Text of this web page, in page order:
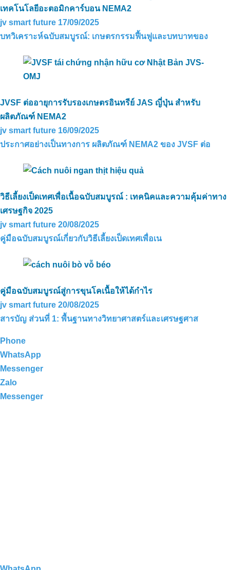
การประยุกต์ใช้คาร์บอนอินทรีย์ในการ
บำบัดกลิ่นของฟาร์มเป็ดในThanh Hoa,
เทคโนโลยีคาร์บอนอินทรีย์บำบัดกลิ่นใน
ฟาร์มปศุสัตว์ที่ฟาร์มโคนมฮาติญได้อย่าง
แนวทางการพัฒนาคุณภาพปุ๋ยอินทรีย์ของ
อินทรีย์สำหรับพื้นที่เพาะปลูกอินทรีย์
ในThanh Hoa, Long An
เทคโนโลยีอะตอมิกคาร์บอน NEMA2
jv smart future 17/09/2025
บทวิเคราะห์ฉบับสมบูรณ์: เกษตรกรรมฟื้นฟูและบทบาทของ
JVSF ต่ออายุการรับรองเกษตรอินทรีย์ JAS ญี่ปุ่น สำหรับ
ผลิตภัณฑ์ NEMA2
jv smart future 16/09/2025
ประกาศอย่างเป็นทางการ ผลิตภัณฑ์ NEMA2 ของ JVSF ต่อ
วิธีเลี้ยงเป็ดเทศเพื่อเนื้อฉบับสมบูรณ์ : เทคนิคและความคุ้มค่าทาง
เศรษฐกิจ 2025
jv smart future 20/08/2025
คู่มือฉบับสมบูรณ์เกี่ยวกับวิธีเลี้ยงเป็ดเทศเพื่อเน
คู่มือฉบับสมบูรณ์สู่การขุนโคเนื้อให้ได้กำไร
jv smart future 20/08/2025
สารบัญ ส่วนที่ 1: พื้นฐานทางวิทยาศาสตร์และเศรษฐศาส
Phone
WhatsApp
Messenger
Zalo
Messenger